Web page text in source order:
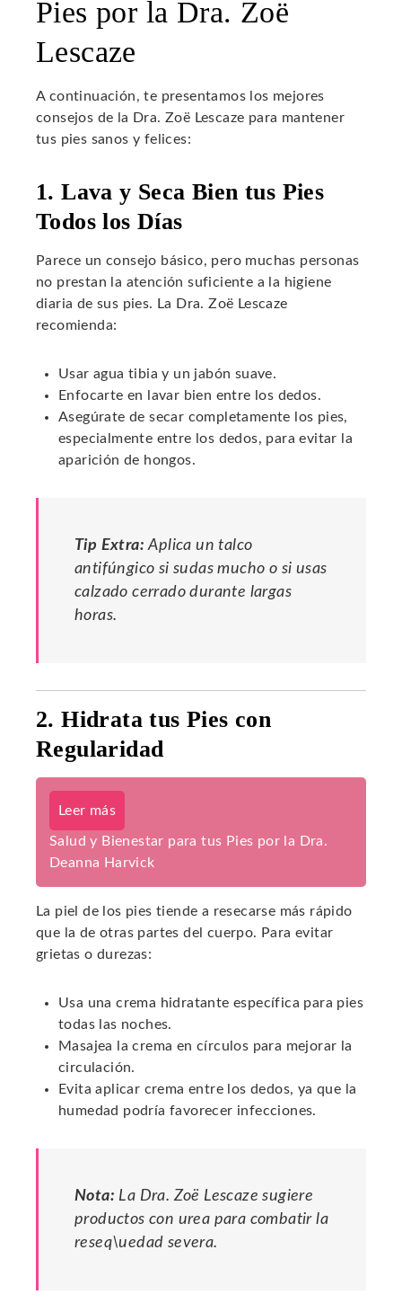
Pies por la Dra. Zoë
Lescaze
A continuación, te presentamos los mejores
consejos de la Dra. Zoë Lescaze para mantener
tus pies sanos y felices:
1. Lava y Seca Bien tus Pies
Todos los Días
Parece un consejo básico, pero muchas personas
no prestan la atención suficiente a la higiene
diaria de sus pies. La Dra. Zoë Lescaze
recomienda:
Usar agua tibia y un jabón suave.
Enfocarte en lavar bien entre los dedos.
Asegúrate de secar completamente los pies,
especialmente entre los dedos, para evitar la
aparición de hongos.
Tip Extra: Aplica un talco
antifúngico si sudas mucho o si usas
calzado cerrado durante largas
horas.
2. Hidrata tus Pies con
Regularidad
Leer más
Salud y Bienestar para tus Pies por la Dra.
Deanna Harvick
La piel de los pies tiende a resecarse más rápido
que la de otras partes del cuerpo. Para evitar
grietas o durezas:
Usa una crema hidratante específica para pies
todas las noches.
Masajea la crema en círculos para mejorar la
circulación.
Evita aplicar crema entre los dedos, ya que la
humedad podría favorecer infecciones.
Nota: La Dra. Zoë Lescaze sugiere
productos con urea para combatir la
reseq\uedad severa.